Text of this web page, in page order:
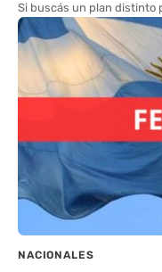
Si buscás un plan distinto
NACIONALES